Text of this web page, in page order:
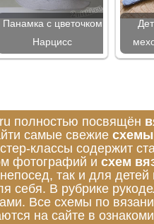
Панамка с цветочком
Нарцисс
полностью посвящён
самые свежие схемы
классы содержит
фотографий и схем
так и для
себя. В рубрике
Все схемы по
на сайте в